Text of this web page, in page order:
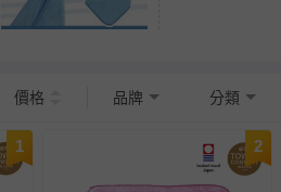
價格 品牌 分類
1 2